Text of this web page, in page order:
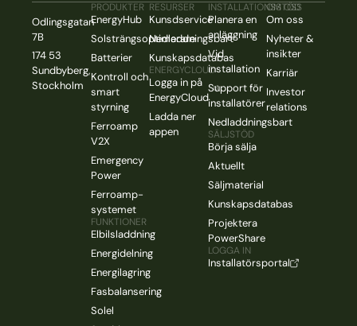
Odlingsgatan
7B
174 53
Sundbyberg,
Stockholm
PRODUKTER
EnergyHub
Solsträngsoptimerare
Batterier
Kontroll och
smart
styrning
Ferroamp
V2X
Emergency
Power
Ferroamp-
systemet
FUNKTIONER
Elbilsladdning
Energidelning
Energilagring
Fasbalansering
Solel
RESURSER
Kunsdservice
Nedladdningsbart
Kunskapsdatabas
ENERGYCLOUD
Logga in på
EnergyCloud
Ladda ner
appen
INSTALLATIONSSTÖD
Planera en
anläggning
Vid
installation
Support för
installatörer
Nedladdningsbart
SÄLJSTÖD
Börja sälja
Aktuellt
Säljmaterial
Kunskapsdatabas
Projektera
PowerShare
LOGGA IN
Installatörsportal
OM OSS
Om oss
Nyheter &
insikter
Karriär
Investor
relations